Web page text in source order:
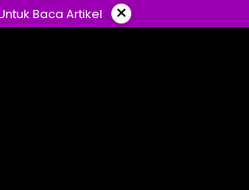
Baca Artikel ×